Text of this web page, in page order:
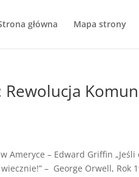
główna Mapa strony
– Edward Griffin „Jeśli
– George Orwell, Rok